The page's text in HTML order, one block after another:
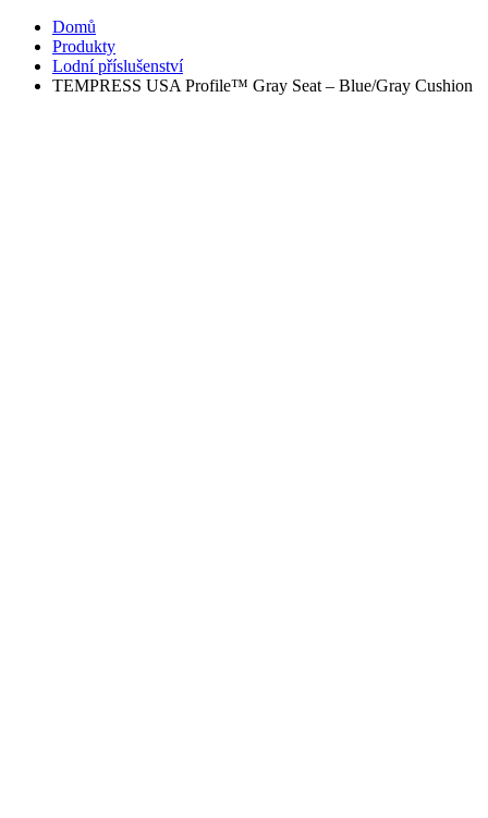
Domů
Produkty
Lodní příslušenství
TEMPRESS USA Profile™ Gray Seat – Blue/Gray Cushion